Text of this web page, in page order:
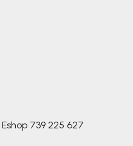
Eshop 739 225 627